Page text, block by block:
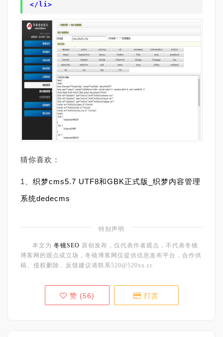
</li>
猜你喜欢：
1、 织梦cms5.7 UTF8和GBK正式版_织梦内容管理
系统dedecms
特别声明
本文为 冬镜SEO 原创发布，仅代表作者观点，不代表冬镜
博客网的观点或立场，冬镜博客网仅提供信息发布平台，合作供
稿、侵权删除、反馈建议请联系520@520xx.cc
赞 (56) 打赏